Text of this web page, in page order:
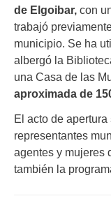
de Elgoibar, con
trabajó
municipio. Se ha
albergó la
una Casa de las
aproximada de
El acto de
representantes
agentes y mujeres
también la